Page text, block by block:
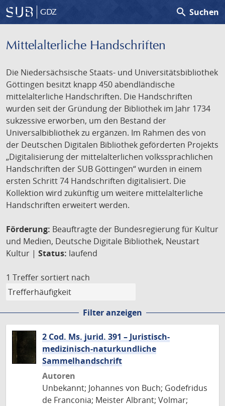
GDZ search Suchen
Mittelalterliche Handschriften
Die Niedersächsische Staats- und Universitätsbibliothek
Göttingen besitzt knapp 450 abendländische
mittelalterliche Handschriften. Die Handschriften
wurden seit der Gründung der Bibliothek im Jahr 1734
sukzessive erworben, um den Bestand der
Universalbibliothek zu ergänzen. Im Rahmen des von
der Deutschen Digitalen Bibliothek geförderten Projekts
„Digitalisierung der mittelalterlichen volkssprachlichen
Handschriften der SUB Göttingen“ wurden in einem
ersten Schritt 74 Handschriften digitalisiert. Die
Kollektion wird zukünftig um weitere mittelalterliche
Handschriften erweitert werden.
Förderung: Beauftragte der Bundesregierung für Kultur
und Medien, Deutsche Digitale Bibliothek, Neustart
Kultur | Status: laufend
1 Treffer sortiert nach
Filter anzeigen
2 Cod. Ms. jurid. 391 – Juristisch-
medizinisch-naturkundliche
Sammelhandschrift
Autoren
Unbekannt; Johannes von Buch; Godefridus
de Franconia; Meister Albrant; Volmar;